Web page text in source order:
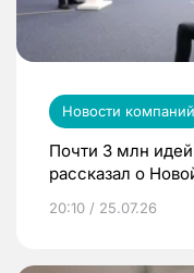
Новости компаний
Почти 3 млн
рассказал о
20:10 / 25.07.26